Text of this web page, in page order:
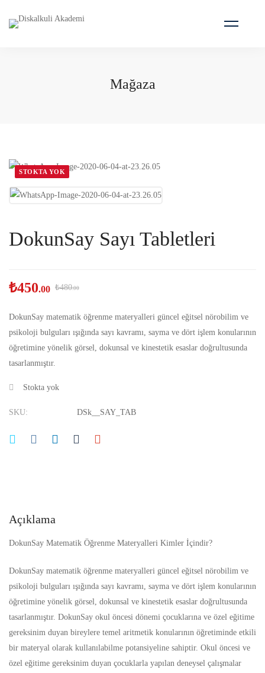
Mağaza
STOKTA YOK
DokunSay Sayı Tabletleri
₺450.00 ₺480.00
DokunSay matematik öğrenme materyalleri güncel eğitsel nörobilim ve
psikoloji bulguları ışığında sayı kavramı, sayma ve dört işlem konularının
öğretimine yönelik görsel, dokunsal ve kinestetik esaslar doğrultusunda
tasarlanmıştır.
Stokta yok
SKU: DSk__SAY_TAB
Açıklama
DokunSay Matematik Öğrenme Materyalleri Kimler İçindir?
DokunSay matematik öğrenme materyalleri güncel eğitsel nörobilim ve
psikoloji bulguları ışığında sayı kavramı, sayma ve dört işlem konularının
öğretimine yönelik görsel, dokunsal ve kinestetik esaslar doğrultusunda
tasarlanmıştır. DokunSay okul öncesi dönemi çocuklarına ve özel eğitime
gereksinim duyan bireylere temel aritmetik konularının öğretiminde etkili
bir materyal olarak kullanılabilme potansiyeline sahiptir. Okul öncesi ve
özel eğitime gereksinim duyan çocuklarla yapılan deneysel çalışmalar